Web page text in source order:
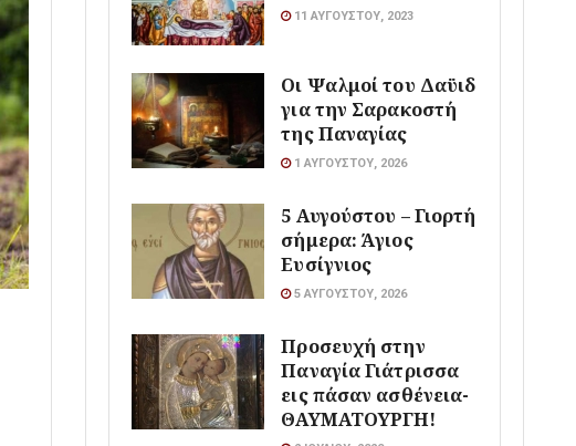
11 ΑΥΓΟΎΣΤΟΥ, 2023
Οι Ψαλμοί του Δαϋιδ
για την Σαρακοστή
της Παναγίας
1 ΑΥΓΟΎΣΤΟΥ, 2026
5 Αυγούστου – Γιορτή
σήμερα: Άγιος
Ευσίγνιος
5 ΑΥΓΟΎΣΤΟΥ, 2026
Προσευχή στην
Παναγία Γιάτρισσα
εις πάσαν ασθένεια-
ΘΑΥΜΑΤΟΥΡΓΗ!